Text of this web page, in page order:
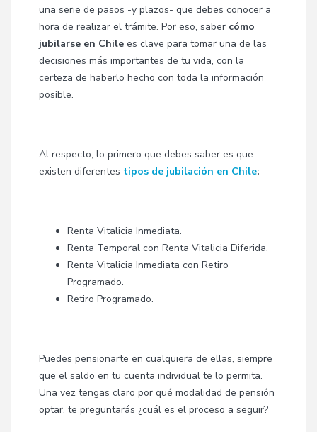
una serie de pasos -y plazos- que debes conocer a
hora de realizar el trámite. Por eso, saber cómo
jubilarse en Chile es clave para tomar una de las
decisiones más importantes de tu vida, con la
certeza de haberlo hecho con toda la información
posible.
Al respecto, lo primero que debes saber es que
existen diferentes tipos de jubilación en Chile:
Renta Vitalicia Inmediata.
Renta Temporal con Renta Vitalicia Diferida.
Renta Vitalicia Inmediata con Retiro
Programado.
Retiro Programado.
Puedes pensionarte en cualquiera de ellas, siempre
que el saldo en tu cuenta individual te lo permita.
Una vez tengas claro por qué modalidad de pensión
optar, te preguntarás ¿cuál es el proceso a seguir?